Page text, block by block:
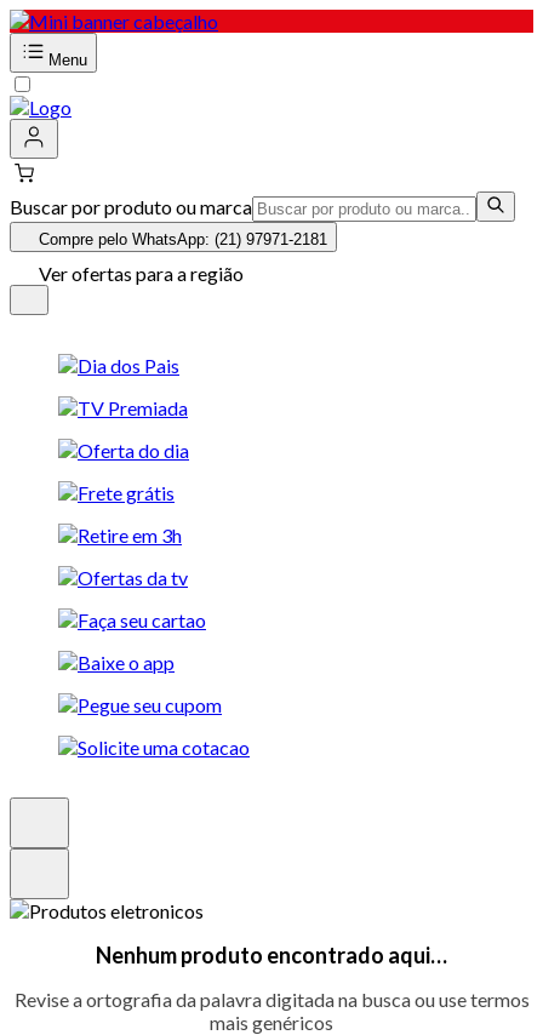
Menu
Buscar por produto ou marca
Compre pelo WhatsApp: (21) 97971-2181
Ver ofertas para a região
Nenhum produto encontrado aqui…
Revise a ortografia da palavra digitada na busca ou use termos
mais genéricos